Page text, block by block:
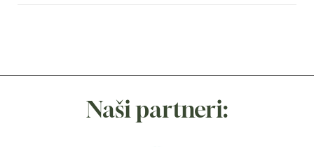
Naši partneri: